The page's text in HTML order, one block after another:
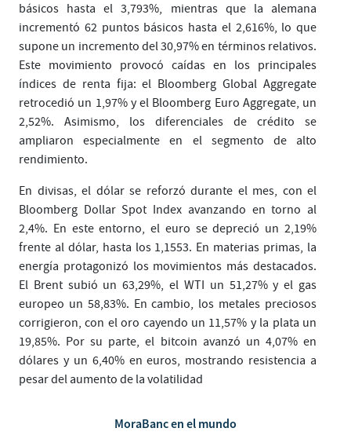
básicos hasta el 3,793%, mientras que la alemana
incrementó 62 puntos básicos hasta el 2,616%, lo que
supone un incremento del 30,97% en términos relativos.
Este movimiento provocó caídas en los principales
índices de renta fija: el Bloomberg Global Aggregate
retrocedió un 1,97% y el Bloomberg Euro Aggregate, un
2,52%. Asimismo, los diferenciales de crédito se
ampliaron especialmente en el segmento de alto
rendimiento.
En divisas, el dólar se reforzó durante el mes, con el
Bloomberg Dollar Spot Index avanzando en torno al
2,4%. En este entorno, el euro se depreció un 2,19%
frente al dólar, hasta los 1,1553. En materias primas, la
energía protagonizó los movimientos más destacados.
El Brent subió un 63,29%, el WTI un 51,27% y el gas
europeo un 58,83%. En cambio, los metales preciosos
corrigieron, con el oro cayendo un 11,57% y la plata un
19,85%. Por su parte, el bitcoin avanzó un 4,07% en
dólares y un 6,40% en euros, mostrando resistencia a
pesar del aumento de la volatilidad
MoraBanc en el mundo